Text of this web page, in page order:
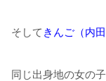
そして きんご（内田
同じ出身地の女の